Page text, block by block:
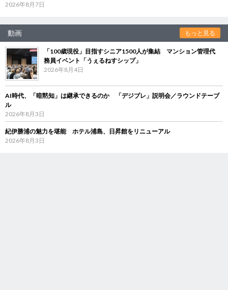
2026年8月7日
動画 もっと見る
「100歳現役」目指すシニア1500人が集結 マンション管理代
務員イベント「うぇるねすシップ」
2026年8月4日
AI時代、「暗黙知」は継承できるのか 「デジブレ」説明会／ラウンドテーブ
ル
2026年8月3日
紀伊勝浦の魅力を堪能 ホテル浦島、日昇館をリニューアル
2026年8月3日